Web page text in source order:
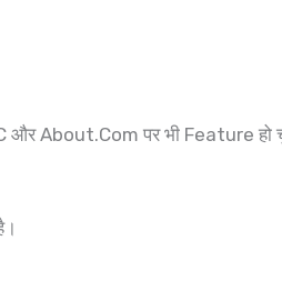
और About.Com पर भी Feature हो